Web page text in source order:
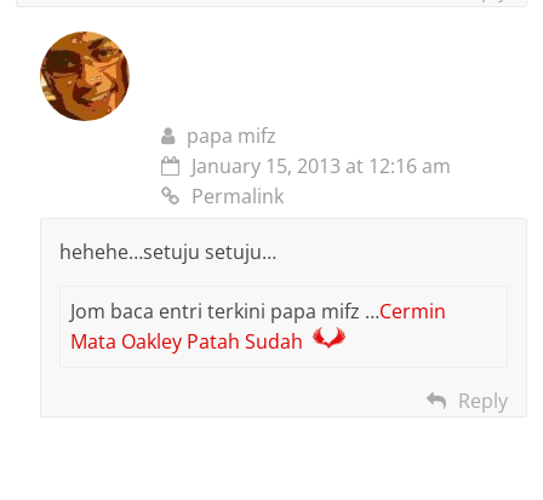
papa mifz
January 15, 2013 at 12:16 am
Permalink
hehehe…setuju setuju…
Jom baca entri terkini papa mifz …Cermin
Mata Oakley Patah Sudah
Reply